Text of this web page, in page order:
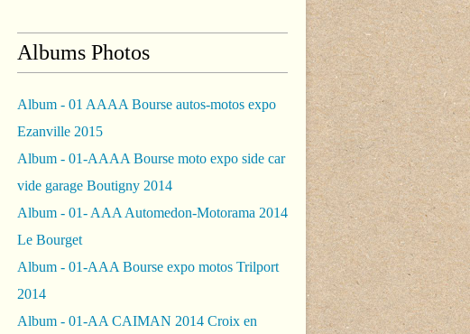
Albums Photos
Album - 01 AAAA Bourse autos-motos expo
Ezanville 2015
Album - 01-AAAA Bourse moto expo side car
vide garage Boutigny 2014
Album - 01- AAA Automedon-Motorama 2014
Le Bourget
Album - 01-AAA Bourse expo motos Trilport
2014
Album - 01-AA CAIMAN 2014 Croix en